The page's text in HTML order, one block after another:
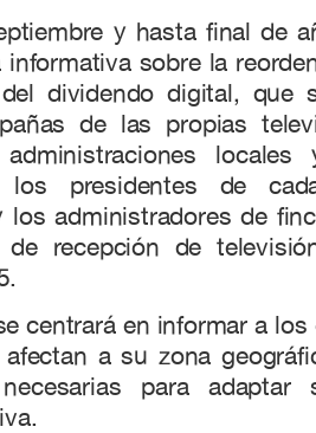
y hasta final de
informativa sobre la
dividendo digital, que
de las propias
locales
los presidentes de
los administradores de
de recepción de
centrará en informar a
a su zona
para